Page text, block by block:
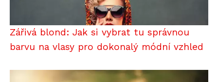
Zářivá blond: Jak si vybrat tu správnou
barvu na vlasy pro dokonalý módní vzhled